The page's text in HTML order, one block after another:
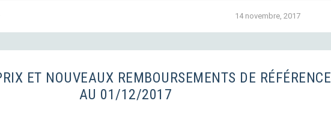
14 novembre, 2017
ET NOUVEAUX REMBOURSEMENTS DE RÉFÉRENCE
AU 01/12/2017